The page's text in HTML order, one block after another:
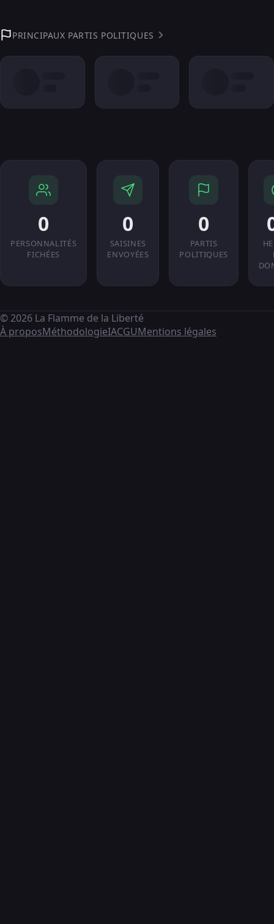
PRINCIPAUX PARTIS POLITIQUES
0
PERSONNALITÉS
FICHÉES
0
SAISINES
ENVOYÉES
0
PARTIS
POLITIQUES
© 2026 La Flamme de la Liberté
À proposMéthodologieIACGUMentions légales